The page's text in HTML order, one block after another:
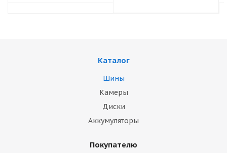
Каталог
Шины
Камеры
Диски
Аккумуляторы
Покупателю